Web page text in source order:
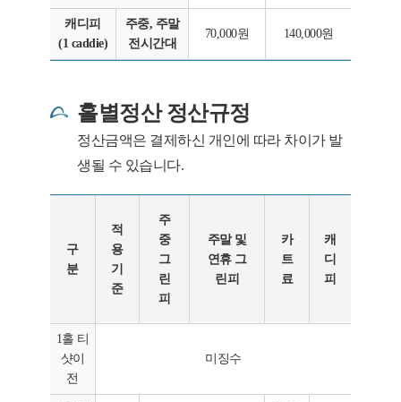
캐디피
(1 caddie)
주중, 주말
전시간대
70,000원 140,000원
홀별정산 정산규정
정산금액은 결제하신 개인에 따라 차이가 발
생될 수 있습니다.
구
분
적
용
기
준
주
중
그
린
피
주말 및
연휴 그
린피
카
트
료
캐
디
피
1홀 티
샷이
전
미징수